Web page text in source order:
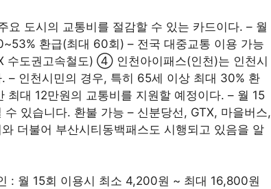
도시의 교통비를 절감할 수 있는 카드이다. – 월
환급(최대 60회) – 전국 대중교통 이용 가능
수도권고속철도) ④ 인천아이패스(인천)는 인천시
– 인천시민의 경우, 특히 65세 이상 최대 30% 환
최대 12만원의 교통비를 지원할 예정이다. – 월 15
있습니다. 환불 가능 – 신분당선, GTX, 마을버스,
더불어 부산시티동백패스도 시행되고 있음을 알
: 월 15회 이용시 최소 4,200원 ~ 최대 16,800원